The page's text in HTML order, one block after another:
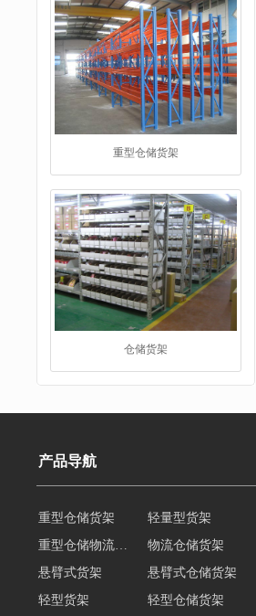
仓储货架
阁楼货架
重型货架
产品导航
重型仓储货架 轻量型货架
物流仓储货架
悬臂式货架
悬臂式仓储货架
轻型货架
轻型仓储货架
阁楼货架定制
广州重型货架